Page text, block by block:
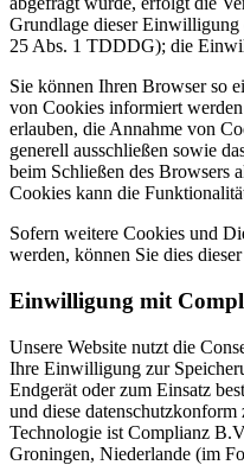
Grundlage dieser
25 Abs. 1 TDDDG); die
Sie können Ihren Browser so
von Cookies informiert
erlauben, die Annahme von
generell ausschließen sowie
beim Schließen des Browsers
Cookies kann die
Sofern weitere Cookies und
werden, können Sie dies
Einwilligung mit
Unsere Website nutzt die
Ihre Einwilligung zur
Endgerät oder zum Einsatz
und diese
Technologie ist Complianz
Groningen, Niederlande (im